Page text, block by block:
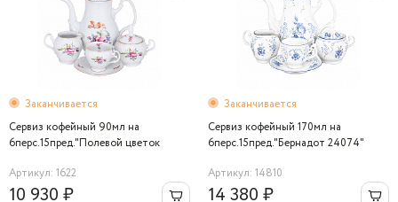
Заканчивается
Сервиз кофейный 90мл на
6перс.15пред."Полевой цветок
Артикул: 1622
10 930 ₽
Заканчивается
Сервиз кофейный 170мл на
6перс.15пред."Бернадот 24074"
Артикул: 14810
14 380 ₽